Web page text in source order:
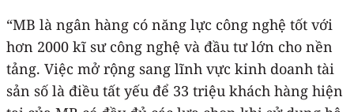
“MB là ngân hàng có năng lực công nghệ tốt với
hơn 2000 kĩ sư công nghệ và đầu tư lớn cho nền
tảng. Việc mở rộng sang lĩnh vực kinh doanh tài
sản số là điều tất yếu để 33 triệu khách hàng hiện